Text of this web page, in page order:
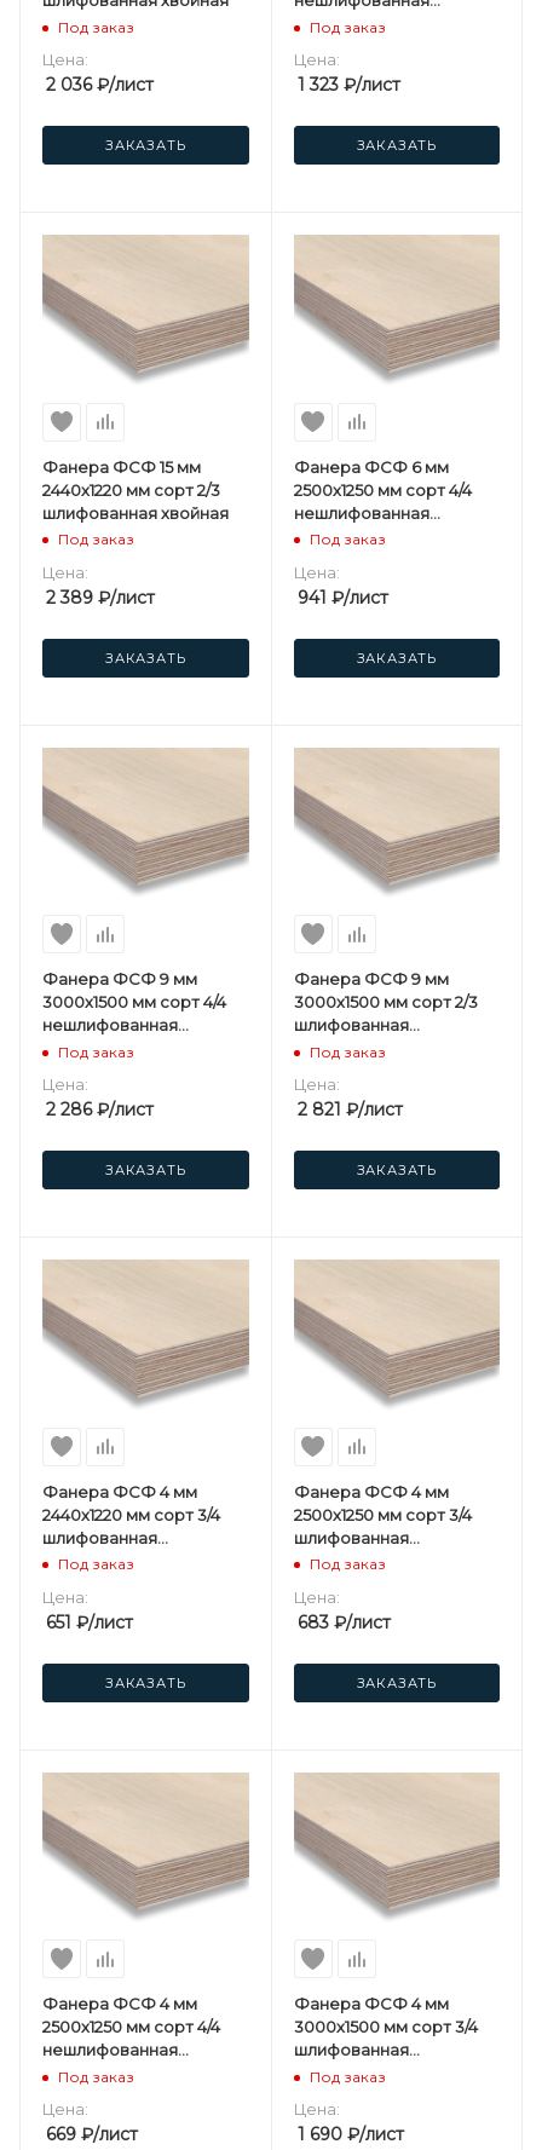
Под заказ
Цена:
2 036₽/лист
ЗАКАЗАТЬ
березовая
Под заказ
Цена:
1 323₽/лист
ЗАКАЗАТЬ
Фанера ФСФ 15 мм
2440х1220 мм сорт 2/3
шлифованная хвойная
Под заказ
Цена:
2 389 ₽/лист
ЗАКАЗАТЬ
Фанера ФСФ 6 мм
2500х1250 мм сорт 4/4
нешлифованная
березовая
Под заказ
Цена:
941 ₽/лист
ЗАКАЗАТЬ
Фанера ФСФ 9 мм
3000х1500 мм сорт 4/4
нешлифованная
березовая
Под заказ
Цена:
2 286₽/лист
ЗАКАЗАТЬ
Фанера ФСФ 9 мм
3000х1500 мм сорт 2/3
шлифованная
березовая
Под заказ
Цена:
2 821 ₽/лист
ЗАКАЗАТЬ
Фанера ФСФ 4 мм
2440х1220 мм сорт 3/4
шлифованная
березовая
Под заказ
Цена:
651 ₽/лист
ЗАКАЗАТЬ
Фанера ФСФ 4 мм
2500х1250 мм сорт 3/4
шлифованная
березовая
Под заказ
Цена:
683₽/лист
ЗАКАЗАТЬ
Фанера ФСФ 4 мм
2500х1250 мм сорт 4/4
нешлифованная
березовая
Под заказ
Цена:
669 ₽/лист
Фанера ФСФ 4 мм
3000х1500 мм сорт 3/4
шлифованная
березовая
Под заказ
Цена:
1 690₽/лист